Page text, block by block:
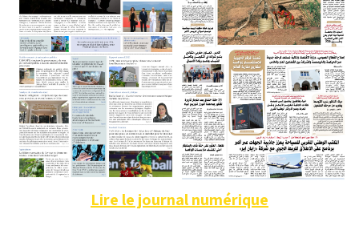
Lire le journal numérique